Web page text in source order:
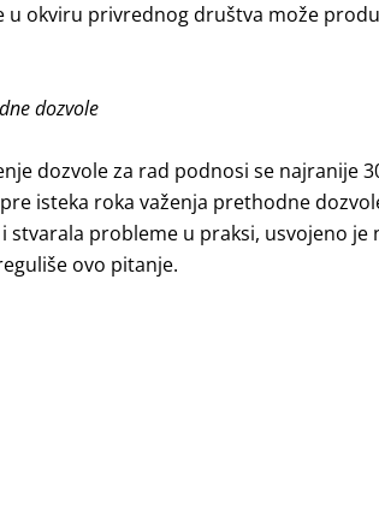
u okviru privrednog društva može
dozvole
dozvole za rad podnosi se najranije
isteka roka važenja prethodne
probleme u praksi, usvojeno je
ovo pitanje.